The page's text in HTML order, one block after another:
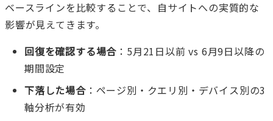
ベースラインを比較することで、自サイトへの実質的な
影響が見えてきます。
回復を確認する場合 ：5月21日以前 vs 6月9日以降の
期間設定
下落した場合：ページ別・クエリ別・デバイス別の3
軸分析が有効